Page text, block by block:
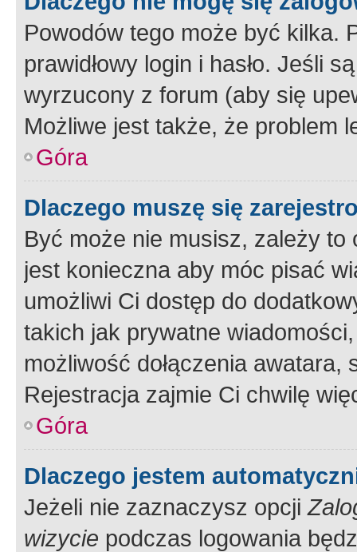
Powodów tego może być kilka.
prawidłowy login i hasło. Jeśli
wyrzucony z forum (aby się
Możliwe jest także, że problem
Góra
Dlaczego muszę się
Być może nie musisz, zależy
jest konieczna aby móc pisać
umożliwi Ci dostęp do
takich jak prywatne
możliwość dołączenia
Rejestracja zajmie Ci chwilę
Góra
Dlaczego jestem
Jeżeli nie zaznaczysz opcji
wizycie podczas logowania